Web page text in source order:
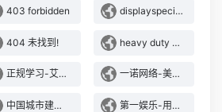
403 forbidden displayspecifications - specifications and features of desktop monitors and tvs
404 未找到! heavy duty mining equipment-zoneding mining machinery
正规学习-艾小宝健康产业集团-小儿推拿培训-艾[脐]灸培训-小儿推拿职业培训学校 一诺网络-美国_香港_日本vps服务器_云主机云服务器租用提供商
中国城市建设研究院 第一娱乐-用户注册